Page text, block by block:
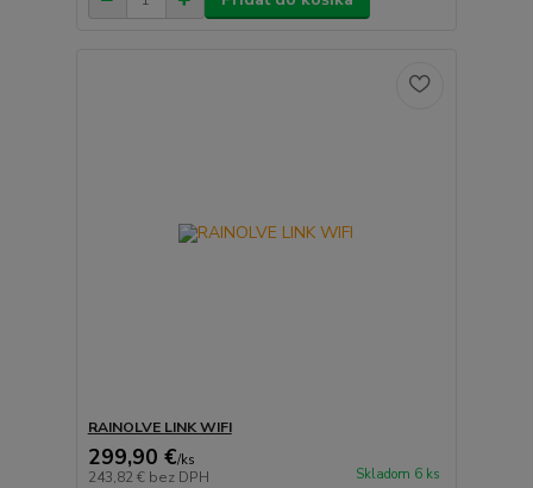
RAINOLVE LINK WIFI
299,90 €/ks
243,82 € bez DPH Skladom 6 ks